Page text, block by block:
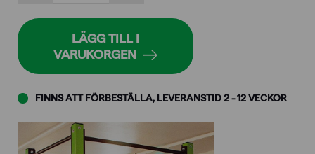
FINNS ATT FÖRBESTÄLLA, LEVERANSTID 2 - 12 VECKOR
mängd
LÄGG TILL I
VARUKORGEN